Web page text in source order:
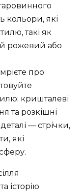
кольори, які
такі як
рожевий або
про
кришталеві
та розкішні
— стрічки,
які
історію